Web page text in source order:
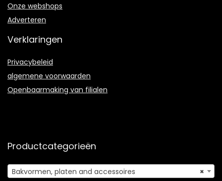
Onze webshops
Adverteren
Verklaringen
Privacybeleid
algemene voorwaarden
Openbaarmaking van filialen
Productcategorieën
×
Bakvormen, platen and accessoires